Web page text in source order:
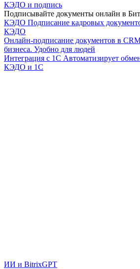
КЭДО и подпись
Подписывайте документы онлайн в
КЭДО Подписание кадровых
КЭДО
Онлайн-подписание документов в
бизнеса. Удобно для людей
Интеграция с 1С Автоматизирует
КЭДО и 1С
ИИ и BitrixGPT